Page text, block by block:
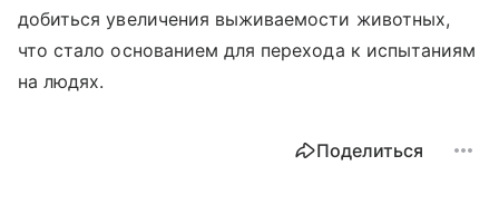
добиться увеличения выживаемости животных,
что стало основанием для перехода к испытаниям
на людях.
Поделиться